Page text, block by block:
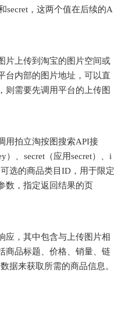
secret，这两个值在后续的A
片上传到淘宝的图片空间或
台内部的图片地址，可以直
则需要先调用平台的上传图
用拍立淘按图搜索API接
、secret（应用secret）、i
选的商品类目ID，用于限定
数，指定返回结果的页
应，其中包含与上传图片相
商品标题、价格、销量、链
据来获取所需的商品信息。